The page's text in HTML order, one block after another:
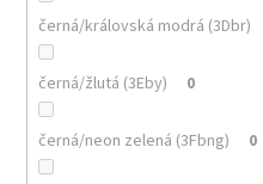
černá/královská modrá (3Dbr)
černá/žlutá (3Eby) 0
černá/neon zelená (3Fbng) 0